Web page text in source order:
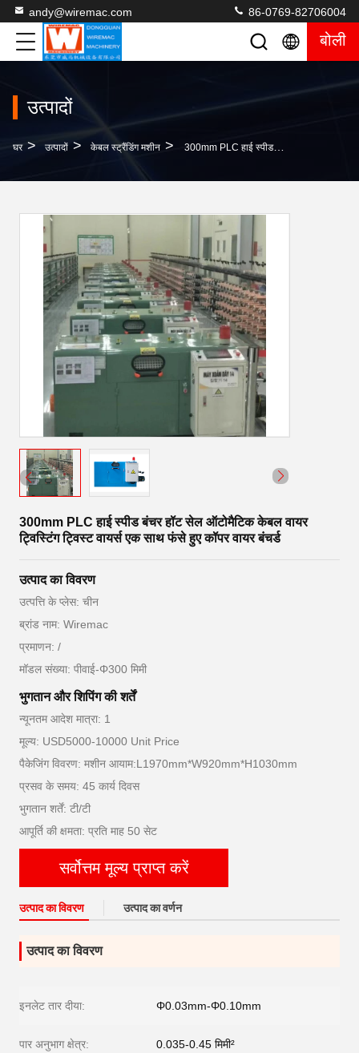
andy@wiremac.com 86-0769-82706004
बोली
उत्पादों
घर > उत्पादों > केबल स्ट्रैंडिंग मशीन > 300mm PLC हाई स्पीड बंचर हॉट सेल ऑटोमैटिक केबल वायर ट्विस्टिंग ट्विस्ट वायर्स एक साथ फंसे हुए कॉपर वायर बंचर्ड
300mm PLC हाई स्पीड बंचर हॉट सेल ऑटोमैटिक केबल वायर
ट्विस्टिंग ट्विस्ट वायर्स एक साथ फंसे हुए कॉपर वायर बंचर्ड
उत्पाद का विवरण
उत्पत्ति के प्लेस: चीन
ब्रांड नाम: Wiremac
प्रमाणन: /
मॉडल संख्या: पीवाई-Φ300 मिमी
भुगतान और शिपिंग की शर्तें
न्यूनतम आदेश मात्रा: 1
मूल्य: USD5000-10000 Unit Price
पैकेजिंग विवरण: मशीन आयाम:L1970mm*W920mm*H1030mm
प्रसव के समय: 45 कार्य दिवस
भुगतान शर्तें: टी/टी
आपूर्ति की क्षमता: प्रति माह 50 सेट
सर्वोत्तम मूल्य प्राप्त करें
उत्पाद का विवरण उत्पाद का वर्णन
उत्पाद का विवरण
इनलेट तार दीया: Φ0.03mm-Φ0.10mm
पार अनुभाग क्षेत्र: 0.035-0.45 मिमी²